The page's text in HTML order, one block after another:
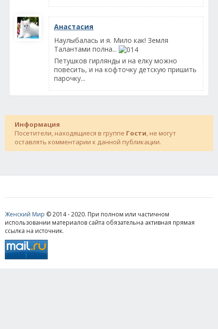
Анастасия
Наулыбалась и я. Мило как! Земля
Талантами полна...
Петушков гирлянды и на елку можно
повесить, и на кофточку детскую пришить
парочку...
Информация
Посетители, находящиеся в группе Гости, не могут
оставлять комментарии к данной публикации.
Женский Мир © 2014 - 2020. При полном или частичном
использовании материалов сайта обязательна активная прямая
ссылка на источник.